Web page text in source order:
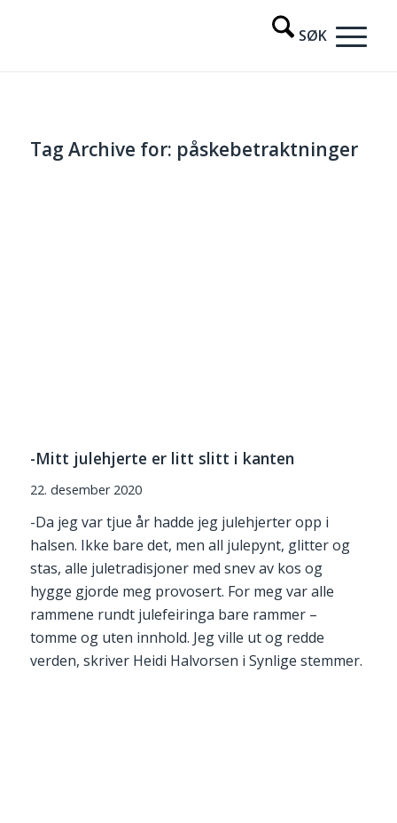
Tag Archive for: påskebetraktninger
-Mitt julehjerte er litt slitt i kanten
22. desember 2020
-Da jeg var tjue år hadde jeg julehjerter opp i
halsen. Ikke bare det, men all julepynt, glitter og
stas, alle juletradisjoner med snev av kos og
hygge gjorde meg provosert. For meg var alle
rammene rundt julefeiringa bare rammer –
tomme og uten innhold. Jeg ville ut og redde
verden, skriver Heidi Halvorsen i Synlige stemmer.